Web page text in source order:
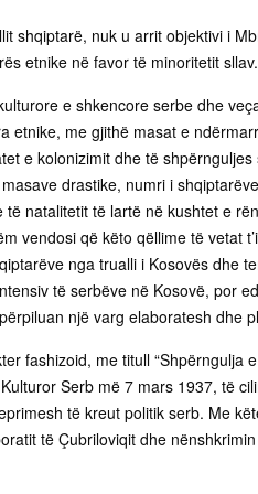
shqiptarë, nuk u arrit objektivi i
etnike në favor të minoritetit sllav.
e shkencore serbe dhe
etnike, me gjithë masat e
e kolonizimit dhe të
drastike, numri i
të natalitetit të lartë në kushtet e
vendosi që këto qëllime të vetat
nga trualli i Kosovës dhe
të serbëve në Kosovë, por
një varg elaboratesh dhe
fashizoid, me titull “Shpërngulja
Serb më 7 mars 1937, të
të kreut politik serb. Me
të Çubriloviqit dhe